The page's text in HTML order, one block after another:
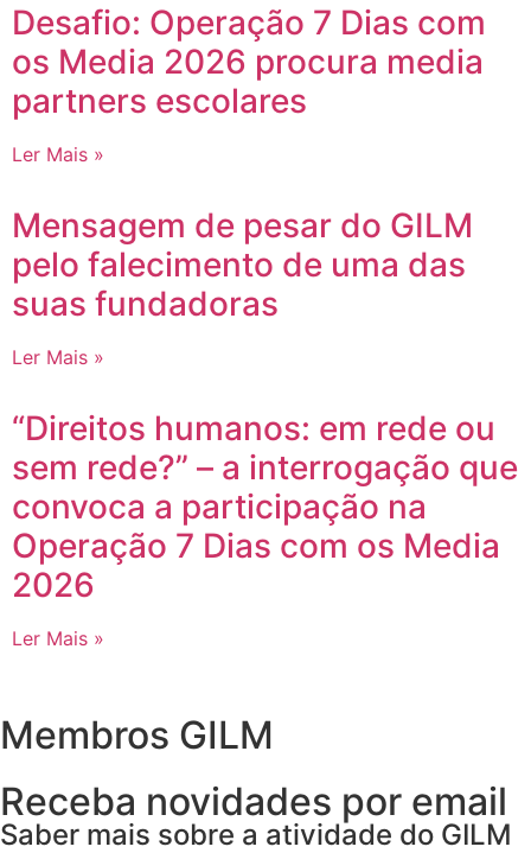
Desafio: Operação 7 Dias com
os Media 2026 procura media
partners escolares
Ler Mais »
Mensagem de pesar do GILM
pelo falecimento de uma das
suas fundadoras
Ler Mais »
“Direitos humanos: em rede ou
sem rede?” – a interrogação que
convoca a participação na
Operação 7 Dias com os Media
2026
Ler Mais »
Membros GILM
Receba novidades por email
Saber mais sobre a atividade do GILM